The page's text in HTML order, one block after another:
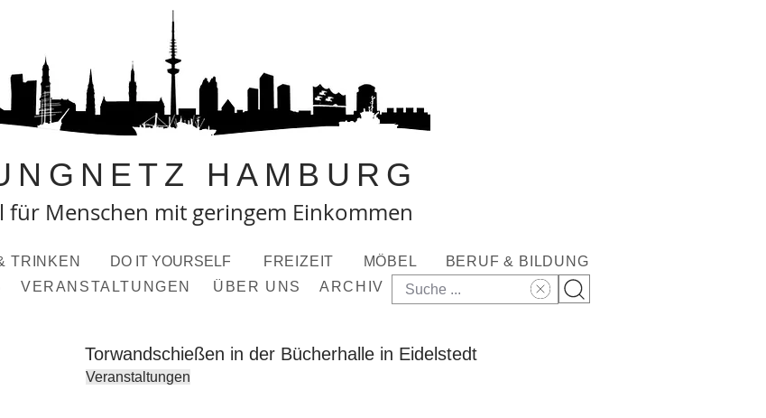
HAMBURG
für Menschen mit geringem Einkommen
DO IT YOURSELF FREIZEIT
TRINKEN
VERANSTALTUNGEN ÜBER UNS
MÖBEL
ARCHIV
BERUF & BILDUNG
Torwandschießen in der Bücherhalle in Eidelstedt
Veranstaltungen